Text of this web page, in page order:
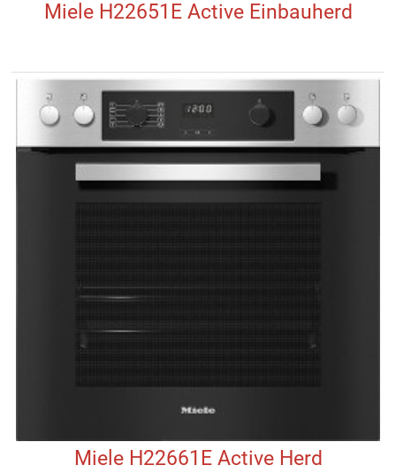
Miele H22651E Active Einbauherd
Miele H22661E Active Herd